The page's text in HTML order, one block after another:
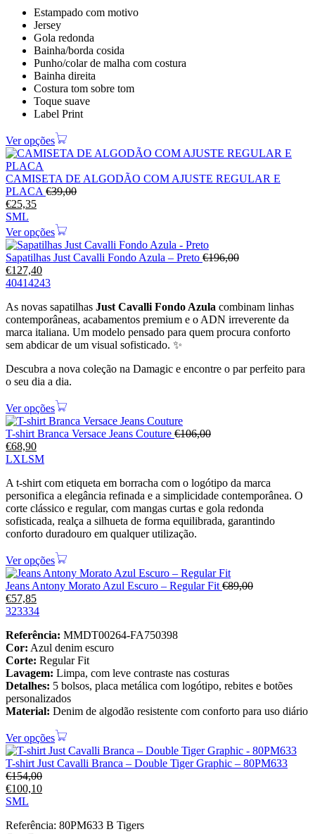
Estampado com motivo
Jersey
Gola redonda
Bainha/borda cosida
Punho/colar de malha com costura
Bainha direita
Costura tom sobre tom
Toque suave
Label Print
Ver opções
CAMISETA DE ALGODÃO COM AJUSTE REGULAR E
PLACA€39,00
€25,35
SML
Ver opções
Sapatilhas Just Cavalli Fondo Azula – Preto €196,00
€127,40
40414243
As novas sapatilhas Just Cavalli Fondo Azula combinam linhas
contemporâneas, acabamentos premium e o ADN irreverente da
marca italiana. Um modelo pensado para quem procura conforto
sem abdicar de um visual sofisticado. ✨
Descubra a nova coleção na Damagic e encontre o par perfeito para
o seu dia a dia.
Ver opções
T-shirt Branca Versace Jeans Couture €106,00
€68,90
LXLSM
A t-shirt com etiqueta em borracha com o logótipo da marca
personifica a elegância refinada e a simplicidade contemporânea. O
corte clássico e regular, com mangas curtas e gola redonda
sofisticada, realça a silhueta de forma equilibrada, garantindo
conforto duradouro em qualquer utilização.
Ver opções
Jeans Antony Morato Azul Escuro – Regular Fit€89,00
€57,85
323334
Referência: MMDT00264-FA750398
Cor: Azul denim escuro
Corte: Regular Fit
Lavagem: Limpa, com leve contraste nas costuras
Detalhes: 5 bolsos, placa metálica com logótipo, rebites e botões
personalizados
Material: Denim de algodão resistente com conforto para uso diário
Ver opções
T-shirt Just Cavalli Branca – Double Tiger Graphic – 80PM633
€154,00
€100,10
SML
Referência: 80PM633 B Tigers